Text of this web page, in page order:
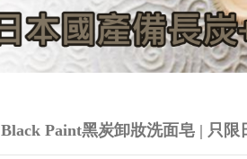
Black Paint黑炭卸妝洗面皂 | 只